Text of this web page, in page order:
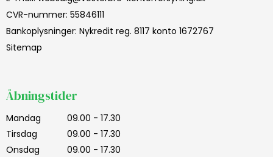
CVR-nummer: 55846111
Bankoplysninger: Nykredit reg. 8117 konto 1672767
Sitemap
Åbningstider
Mandag
09.00 - 17.30
Tirsdag
09.00 - 17.30
Onsdag
09.00 - 17.30